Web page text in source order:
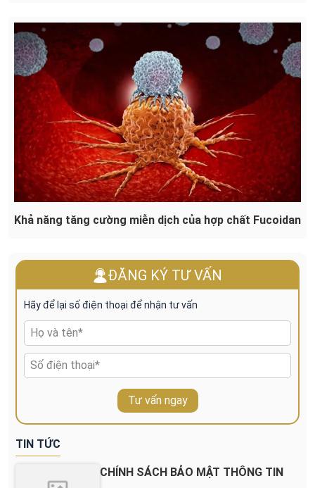
Khả năng tăng cường miễn dịch của hợp chất Fucoidan
ĐĂNG KÝ TƯ VẤN
Hãy để lại số điện thoại để nhận tư vấn
Tư vấn ngay
TIN TỨC
CHÍNH SÁCH BẢO MẬT THÔNG TIN